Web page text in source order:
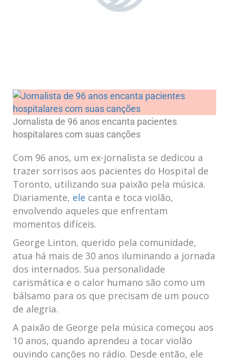
Jornalista de 96 anos encanta pacientes
hospitalares com suas canções
Com 96 anos, um ex-jornalista se dedicou a
trazer sorrisos aos pacientes do Hospital de
Toronto, utilizando sua paixão pela música.
Diariamente, ele canta e toca violão,
envolvendo aqueles que enfrentam
momentos difíceis.
George Linton, querido pela comunidade,
atua há mais de 30 anos iluminando a jornada
dos internados. Sua personalidade
carismática e o calor humano são como um
bálsamo para os que precisam de um pouco
de alegria.
A paixão de George pela música começou aos
10 anos, quando aprendeu a tocar violão
ouvindo canções no rádio. Desde então, ele